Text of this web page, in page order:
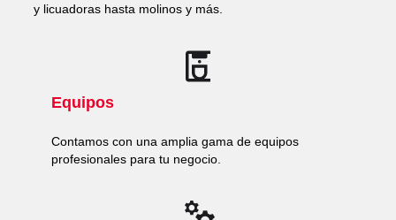
y licuadoras hasta molinos y más.
Equipos
Contamos con una amplia gama de equipos
profesionales para tu negocio.